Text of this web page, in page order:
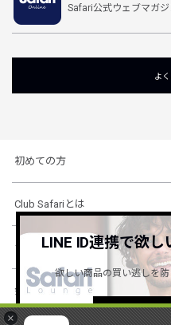
×
Safari公式ウェブマガジ
よ
初めての方
Club Safariとは
ショッピングガイド
会社概要・規約
LINE ID連携で欲し
欲しい商品の買い逃しを
詳しく